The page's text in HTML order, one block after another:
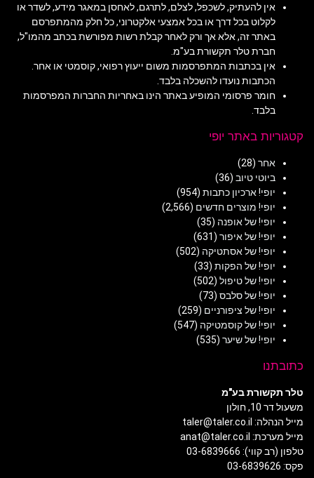
אין להעתיק, לשכפל, לצלם, לתרגם, לאחסן במאגר מידע, לשדר או
לקלוט בכל דרך או בכל אמצעי אלקטרוני, כל חלק מהמתפרסם
באתר זה, אלא אך ורק לאחר קבלת רשות מפורשת בכתב מהמו"ל,
חברת טלר תקשורת בע"מ.
אין בכתבות המתפרסמות משום ייעוץ רפואי, קוסמטי או אחר.
הכתבות נועדו להשכלה בלבד.
חומר פרסומי המופיע באתר הינו באחריות החברות המפרסמות
בלבד.
קטגוריות באתר יופי
אחר (28)
ביוטי טיוב (36)
יופי! ארכיון כתבות (954)
יופי! מוצרים חדשים (2,566)
יופי! של אופנה (35)
יופי! של איפור (631)
יופי! של אסתטיקה (502)
יופי! של הפקות (33)
יופי! של טיפול (502)
יופי! של סלבס (73)
יופי! של ציפורניים (259)
יופי! של קוסמטיקה (547)
יופי! של שיער (535)
כתובתנו
טלר תקשורת בע"מ
משעול דר 10, חולון
מייל הנהלה: taler@taler.co.il
מייל מערכת: anat@taler.co.il
טלפון (רב קווי): 03-6839666
פקס: 03-6839626